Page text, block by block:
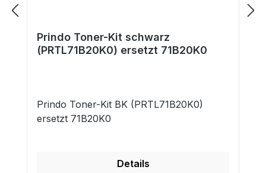
Prindo Toner-Kit schwarz
(PRTL71B20K0) ersetzt 71B20K0
Prindo Toner-Kit BK (PRTL71B20K0)
ersetzt 71B20K0
Details